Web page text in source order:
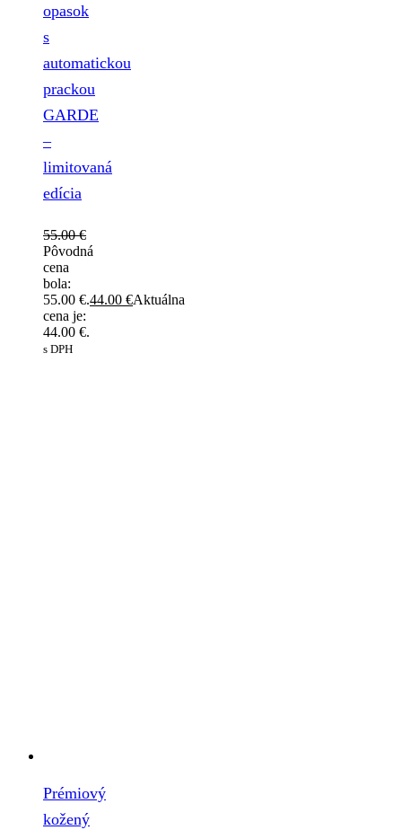
opasok
s
automatickou
prackou
GARDE
–
limitovaná
edícia
55.00€
Pôvodná
cena
bola:
55.00 €.44.00 €Aktuálna
cena je:
44.00 €.
s DPH
Prémiový
kožený